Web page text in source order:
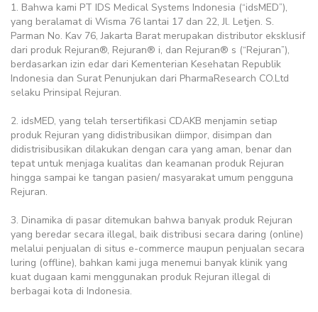
1. Bahwa kami PT IDS Medical Systems Indonesia (“idsMED”),
yang beralamat di Wisma 76 lantai 17 dan 22, Jl. Letjen. S.
Parman No. Kav 76, Jakarta Barat merupakan distributor eksklusif
dari produk Rejuran®, Rejuran® i, dan Rejuran® s (“Rejuran”),
berdasarkan izin edar dari Kementerian Kesehatan Republik
Indonesia dan Surat Penunjukan dari PharmaResearch CO.Ltd
selaku Prinsipal Rejuran.
2. idsMED, yang telah tersertifikasi CDAKB menjamin setiap
produk Rejuran yang didistribusikan diimpor, disimpan dan
didistrisibusikan dilakukan dengan cara yang aman, benar dan
tepat untuk menjaga kualitas dan keamanan produk Rejuran
hingga sampai ke tangan pasien/ masyarakat umum pengguna
Rejuran.
3. Dinamika di pasar ditemukan bahwa banyak produk Rejuran
yang beredar secara illegal, baik distribusi secara daring (online)
melalui penjualan di situs e-commerce maupun penjualan secara
luring (offline), bahkan kami juga menemui banyak klinik yang
kuat dugaan kami menggunakan produk Rejuran illegal di
berbagai kota di Indonesia.